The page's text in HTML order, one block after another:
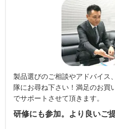
製品選びのご相談やアドバイス
隊にお尋ね下さい！満足のお買
でサポートさせて頂きます。
研修にも参加。より良いご